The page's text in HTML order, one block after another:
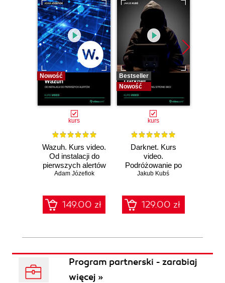
Nowość
kurs
Wazuh. Kurs video.
Od instalacji do
pierwszych alertów
Adam Józefiok
149.00 zł
Bestseller
Nowość
kurs
Darknet. Kurs
video.
Podróżowanie po
ciemnej stronie
Jakub Kubś
129.00 zł
Program partnerski - zarabiaj
więcej »